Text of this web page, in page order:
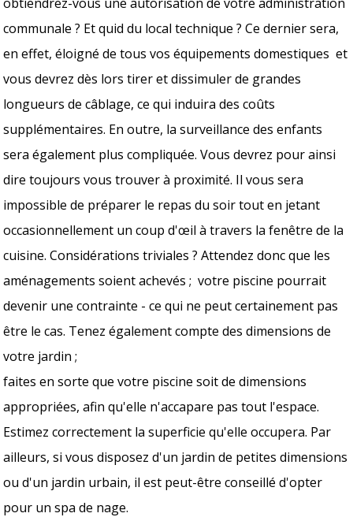
communale ? Et quid du local technique ? Ce dernier sera,
en effet, éloigné de tous vos équipements domestiques et
vous devrez dès lors tirer et dissimuler de grandes
longueurs de câblage, ce qui induira des coûts
supplémentaires. En outre, la surveillance des enfants
sera également plus compliquée. Vous devrez pour ainsi
dire toujours vous trouver à proximité. Il vous sera
impossible de préparer le repas du soir tout en jetant
occasionnellement un coup d'œil à travers la fenêtre de la
cuisine. Considérations triviales ? Attendez donc que les
aménagements soient achevés ; votre piscine pourrait
devenir une contrainte - ce qui ne peut certainement pas
être le cas. Tenez également compte des dimensions de
votre jardin ;
faites en sorte que votre piscine soit de dimensions
appropriées, afin qu'elle n'accapare pas tout l'espace.
Estimez correctement la superficie qu'elle occupera. Par
ailleurs, si vous disposez d'un jardin de petites dimensions
ou d'un jardin urbain, il est peut-être conseillé d'opter
pour un spa de nage.